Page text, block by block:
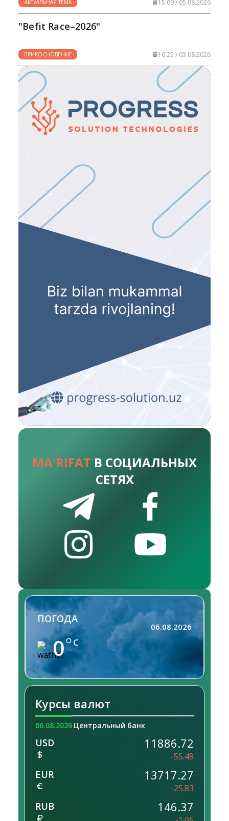
АКТУАЛЬНАЯ ТЕМА 15:09 / 05.08.2026
"Befit Race–2026"
ПРИКОСНОВЕНИЕ 16:25 / 03.08.2026
MA'RIFAT В СОЦИАЛЬНЫХ
СЕТЯХ
ПОГОДА
0 C
06.08.2026
Курсы валют
06.08.2026 Центральный банк
USD 11886.72
-55.49
EUR 13717.27
-25.83
RUB 146.37